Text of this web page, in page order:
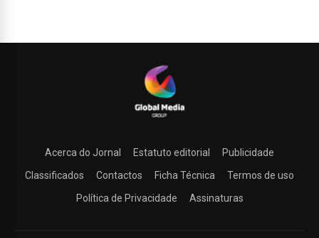
Acerca do Jornal Estatuto editorial
Publicidade
Classificados
Contactos Ficha Técnica
Termos de uso
Política de Privacidade
Assinaturas